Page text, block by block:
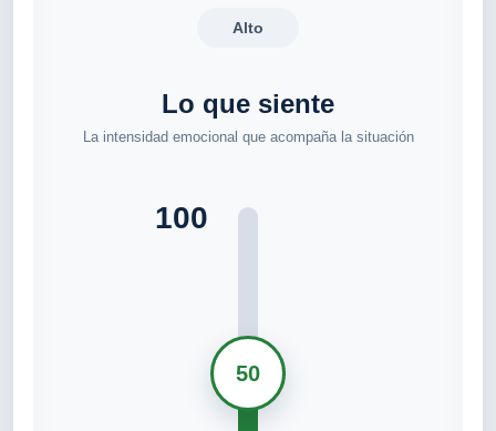
Alto
Lo que siente
La intensidad emocional que acompaña la situación
100
50